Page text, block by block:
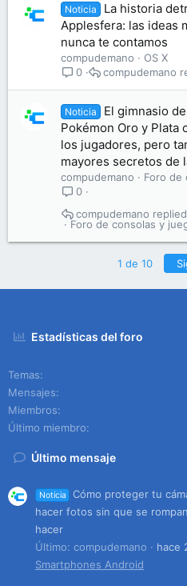
Noticia
La historia
Applesfera: las ideas
nunca te contamos
compudemano
OS X
0
compudemano
Noticia
El gimnasio
Pokémon Oro y Plata
los jugadores, pero
mayores secretos de
compudemano
Foro de
0
Foro de consolas y
compudemano
1 de 10
Estadísticas del foro
Temas
Mensajes
Miembros
Último miembro
Último mensaje
Noticia
Cómo proteger tu
hacer fotos sin que se
hacer
Último: compudemano
hace
Smartphones Android